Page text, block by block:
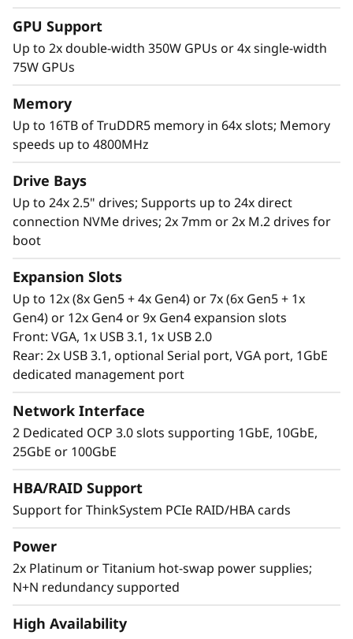
a
e
v
e
virtualización empresarial, consolidación de
cargas de trabajo, computación en memoria
como SAP HANA, bases de datos, análisis,
como IA/ML y modelado 3D; empoderando
con ello a su organización para adquirir
información relevante rápidamente.
*Comparado con ThinkSystem SR850 V2
Alto rendimiento en formato 2U
El Lenovo ThinkSystem SR850 V3 admite 128
ofrece un 50 % más de ancho de banda* con la
memoria DDR5 más reciente. La nueva
botella desde las ranuras de ampliación hasta
las unidades NVMe. El SR850 V3 añade una
ranura OCP 3.0 adicional y cinco ranuras PCIe
GPU de nivel empresarial, 24 unidades NVMe
GPU Support
Up to 2x double-width 350W GPUs or 4x single-width
75W GPUs
Memory
Up to 16TB of TruDDR5 memory in 64x slots; Memory
speeds up to 4800MHz
Drive Bays
Up to 24x 2.5" drives; Supports up to 24x direct
connection NVMe drives; 2x 7mm or 2x M.2 drives for
boot
Expansion Slots
Up to 12x (8x Gen5 + 4x Gen4) or 7x (6x Gen5 + 1x
Gen4) or 12x Gen4 or 9x Gen4 expansion slots
Front: VGA, 1x USB 3.1, 1x USB 2.0
Rear: 2x USB 3.1, optional Serial port, VGA port, 1GbE
dedicated management port
Network Interface
2 Dedicated OCP 3.0 slots supporting 1GbE, 10GbE,
25GbE or 100GbE
HBA/RAID Support
Support for ThinkSystem PCIe RAID/HBA cards
Power
2x Platinum or Titanium hot-swap power supplies;
N+N redundancy supported
High Availability